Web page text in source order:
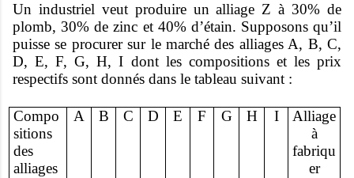
Un industriel veut produire un alliage Z à 30% de
plomb, 30% de zinc et 40% d’étain. Supposons qu’il
puisse se procurer sur le marché des alliages A, B, C,
D, E, F, G, H, I dont les compositions et les prix
respectifs sont donnés dans le tableau suivant :
Compo
sitions
des
alliages
A B C D E F G H I
Alliage
à
fabriqu
er